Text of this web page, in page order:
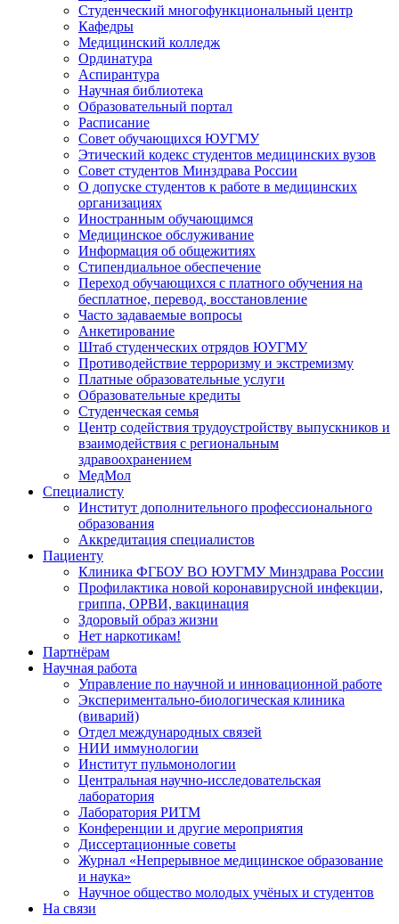
Студенческий многофункциональный центр
Кафедры
Медицинский колледж
Ординатура
Аспирантура
Научная библиотека
Образовательный портал
Расписание
Совет обучающихся ЮУГМУ
Этический кодекс студентов медицинских вузов
Совет студентов Минздрава России
О допуске студентов к работе в медицинских
организациях
Иностранным обучающимся
Медицинское обслуживание
Информация об общежитиях
Стипендиальное обеспечение
Переход обучающихся с платного обучения на
бесплатное, перевод, восстановление
Часто задаваемые вопросы
Анкетирование
Штаб студенческих отрядов ЮУГМУ
Противодействие терроризму и экстремизму
Платные образовательные услуги
Образовательные кредиты
Студенческая семья
Центр содействия трудоустройству выпускников и
взаимодействия с региональным
здравоохранением
МедМол
Специалисту
Институт дополнительного профессионального
образования
Аккредитация специалистов
Пациенту
Клиника ФГБОУ ВО ЮУГМУ Минздрава России
Профилактика новой коронавирусной инфекции,
гриппа, ОРВИ, вакцинация
Здоровый образ жизни
Нет наркотикам!
Партнёрам
Научная работа
Управление по научной и инновационной работе
Экспериментально-биологическая клиника
(виварий)
Отдел международных связей
НИИ иммунологии
Институт пульмонологии
Центральная научно-исследовательская
лаборатория
Лаборатория РИТМ
Конференции и другие мероприятия
Диссертационные советы
Журнал «Непрерывное медицинское образование
и наука»
Научное общество молодых учёных и студентов
На связи